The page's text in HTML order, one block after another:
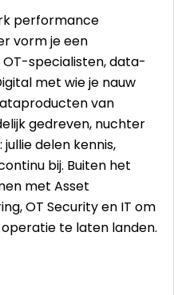
performance
vorm je een
specialisten, data-
met wie je nauw
van
gedreven, nuchter
delen kennis,
bij. Buiten het
met Asset
OT Security en IT om
te laten landen.